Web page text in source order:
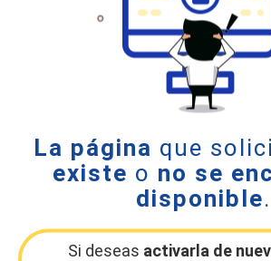
La página que
existe o no se
disponible.
Si deseas activarla de